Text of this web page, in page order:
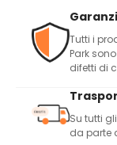
Tutti i
Park
difetti di
Su tutti
da parte